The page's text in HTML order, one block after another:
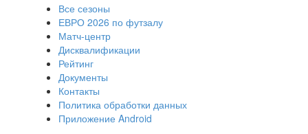
Все сезоны
ЕВРО 2026 по футзалу
Матч-центр
Дисквалификации
Рейтинг
Документы
Контакты
Политика обработки данных
Приложение Android